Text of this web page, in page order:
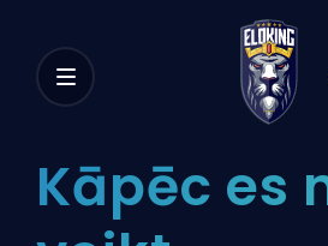
Kāpēc es